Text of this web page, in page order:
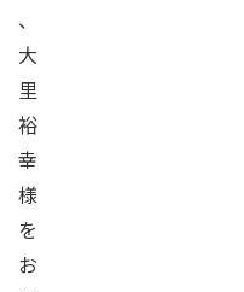
、
大
里
裕
幸
様
を
お